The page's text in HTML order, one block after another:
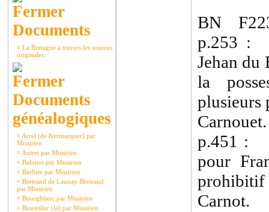
Documents
¤ La Bretagne à travers les sources
originales.
Documents
généalogiques
¤ Arrel (de Kermarquer) par
Missirien
¤ Autret par Missirien
¤ Bahuno par Missirien
¤ Barbier par Missirien
¤ Bertrand de Launay-Bertrand
par Missirien
¤ Bourgblanc par Missirien
¤ Bouteiller (le) par Missirien
BN
p.253 :
Jehan du
la
plusieurs
Carnouet.
p.451 :
pour
Carnot.